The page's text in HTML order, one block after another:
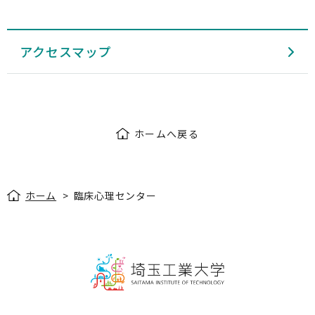
アクセスマップ
ホームへ戻る
ホーム > 臨床心理センター